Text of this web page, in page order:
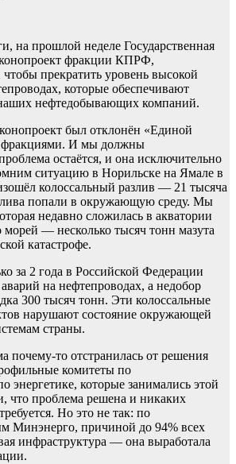
на прошлой неделе Государственная
фракции КПРФ,
прекратить уровень высокой
которые обеспечивают
нефтедобывающих компаний.
был отклонён «Единой
фракциями. И мы должны
остаётся, и она исключительно
ситуацию в Норильске на Ямале в
колоссальный разлив — 21 тысяча
попали в окружающую среду. Мы
недавно сложилась в акватории
морей — несколько тысяч тонн мазута
катастрофе.
за 2 года в Российской Федерации
на нефтепроводах, а недобор
300 тысяч тонн. Эти колоссальные
нарушают состояние окружающей
страны.
почему-то отстранилась от решения
комитеты по
энергетике, которые занимались этой
что проблема решена и никаких
Но это не так: по
Минэнерго, причиной до 94% всех
инфраструктура — она выработала